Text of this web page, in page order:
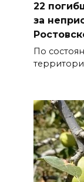
07
из-за
07
Сап-
и
22
за
По